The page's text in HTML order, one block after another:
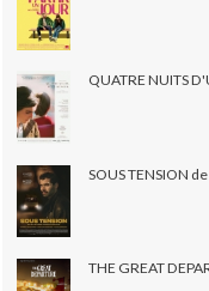
QUATRE NUITS
SOUS TENSION
THE GREAT